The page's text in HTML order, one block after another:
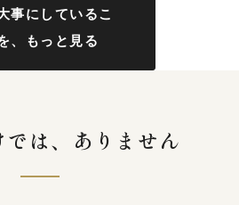
事にしているこ
、もっと見る
は、ありません